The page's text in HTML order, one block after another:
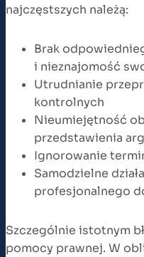
najczęstszych należą:
Brak
i nieznajomość
Utrudnianie
kontrolnych
Nieumiejętność
przedstawienia
Ignorowanie
Samodzielne
profesjonalnego
Szczególnie istotnym
pomocy prawnej. W